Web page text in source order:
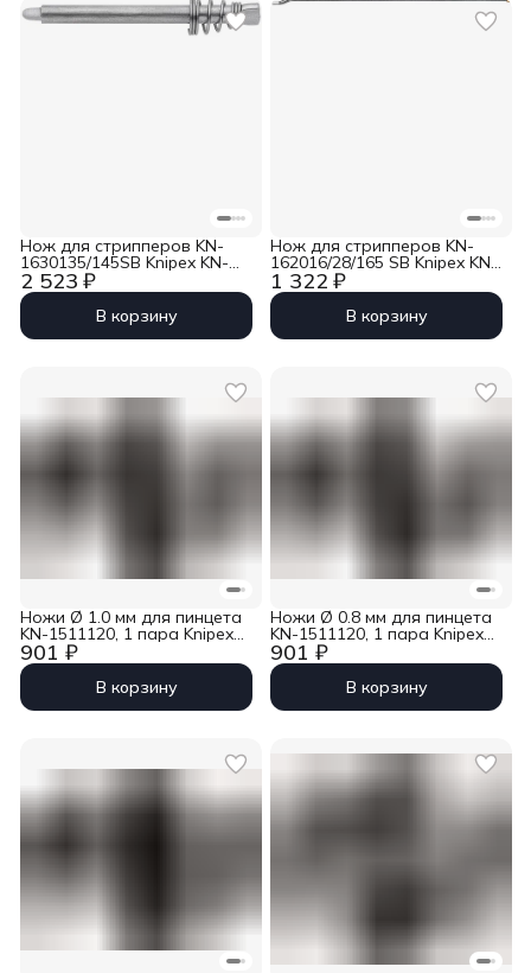
2 523 ₽
Нож для стрипперов KN-
1630135/145SB Knipex KN-
1639135
В корзину
1 322 ₽
Нож для стрипперов KN-
162016/28/165 SB Knipex KN-
1629165
В корзину
901 ₽
Ножи Ø 1.0 мм для пинцета
KN-1511120, 1 пара Knipex
KN-1519010
В корзину
901 ₽
Ножи Ø 0.8 мм для пинцета
KN-1511120, 1 пара Knipex
KN-1519008
В корзину